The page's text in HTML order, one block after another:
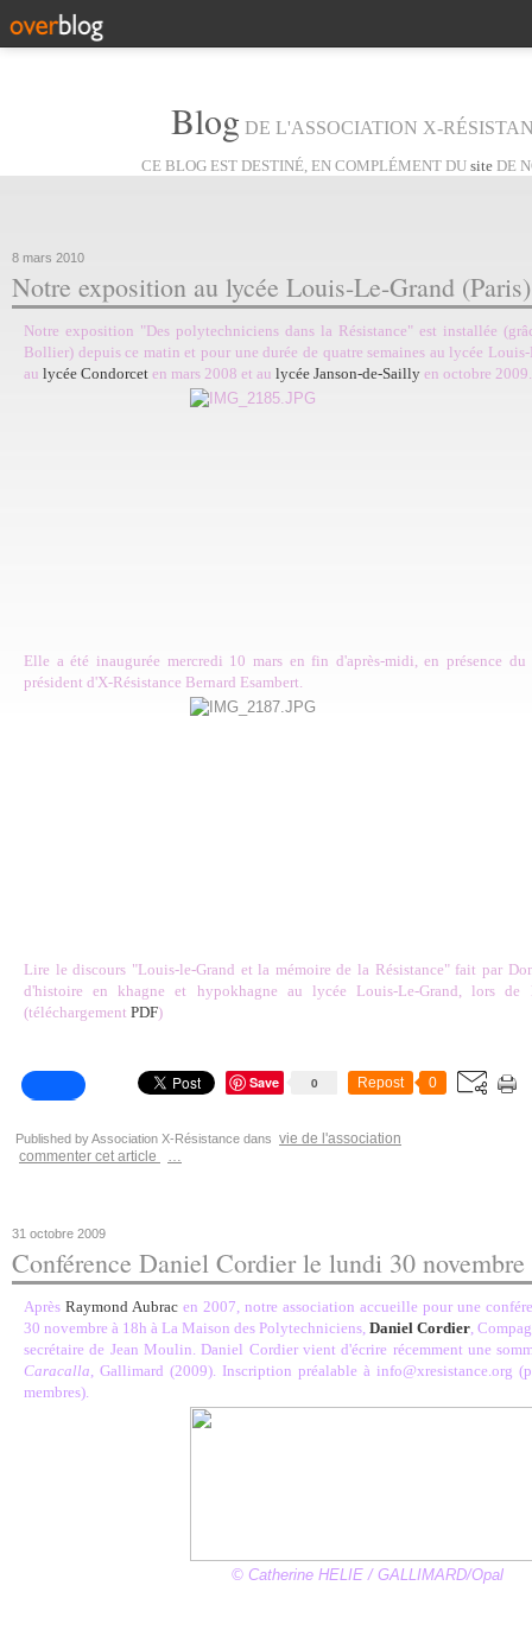
Blog DE L'ASSOCIATION X-
CE BLOG EST DESTINÉ, EN COMPLÉMENT DU site DE
8 mars 2010
Notre exposition au lycée Louis-Le-Grand
Notre exposition "Des polytechniciens dans la Résistance" est installée
Bollier) depuis ce matin et pour une durée de quatre semaines au lycée Louis-
au lycée Condorcet en mars 2008 et au lycée Janson-de-Sailly en octobre 2009.
Elle a été inaugurée mercredi 10 mars en fin d'après-midi, en présence
président d'X-Résistance Bernard Esambert.
Lire le discours "Louis-le-Grand et la mémoire de la Résistance" fait par
d'histoire en khagne et hypokhagne au lycée Louis-Le-Grand, lors de
(téléchargement PDF)
0
Save Repost 0
Published by Association X-Résistance dans vie de l'association
commenter cet article
…
31 octobre 2009
Conférence Daniel Cordier le lundi 30 novembre
Après Raymond Aubrac en 2007, notre association accueille pour une
30 novembre à 18h à La Maison des Polytechniciens, Daniel Cordier,
secrétaire de Jean Moulin. Daniel Cordier vient d'écrire récemment une
Caracalla, Gallimard (2009). Inscription préalable à info@xresistance.org
membres).
© Catherine HELIE / GALLIMARD/Opal